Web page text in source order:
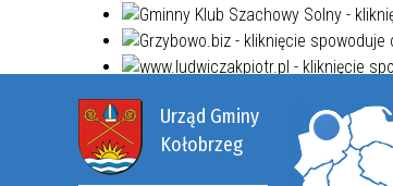
Urząd Gminy
Kołobrzeg